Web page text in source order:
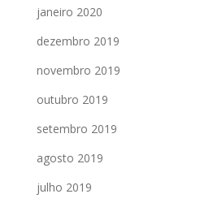
janeiro 2020
dezembro 2019
novembro 2019
outubro 2019
setembro 2019
agosto 2019
julho 2019